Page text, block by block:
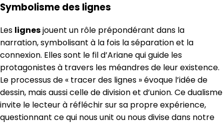
Symbolisme des lignes
Les lignesjouent un rôle prépondérant dans la
narration, symbolisant à la fois la séparation et la
connexion. Elles sont le fil d’Ariane qui guide les
protagonistes à travers les méandres de leur existence.
Le processus de « tracer des lignes » évoque l’idée de
dessin, mais aussi celle de division et d’union. Ce dualisme
invite le lecteur à réfléchir sur sa propre expérience,
questionnant ce qui nous unit ou nous divise dans notre